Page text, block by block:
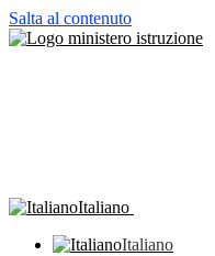
Salta al contenuto
Italiano
Italiano